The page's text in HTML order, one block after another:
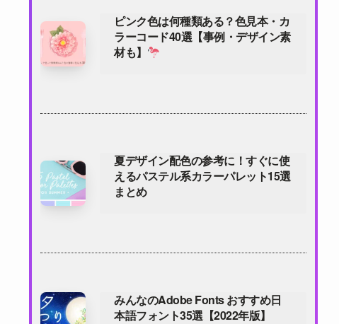
ピンク色は何種類ある？色見本・カ
ラーコード40選【事例・デザイン素
材も】
夏デザイン配色の参考に！すぐに使
えるパステル系カラーパレット15選
まとめ
みんなのAdobe Fonts おすすめ日
本語フォント35選【2022年版】